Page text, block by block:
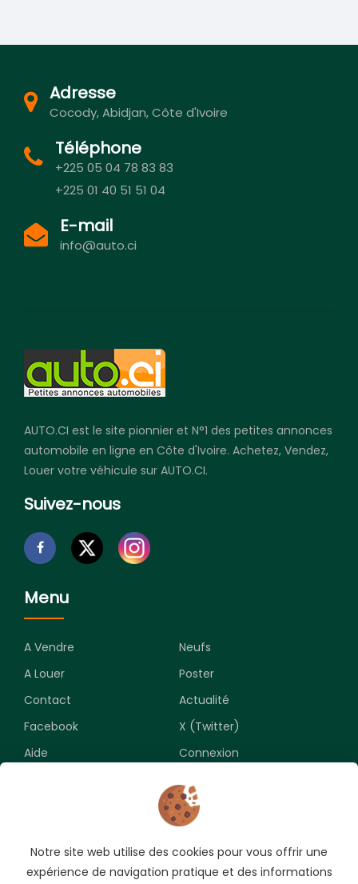
Adresse
Cocody, Abidjan, Côte d'Ivoire
Téléphone
+225 05 04 78 83 83
+225 01 40 51 51 04
E-mail
info@auto.ci
AUTO.CI est le site pionnier et N°1 des petites annonces
automobile en ligne en Côte d'Ivoire. Achetez, Vendez,
Louer votre véhicule sur AUTO.CI.
Suivez-nous
Menu
A Vendre
Neufs
A Louer
Poster
Contact
Actualité
Facebook
X (Twitter)
Aide
Connexion
Souscrivez pour recevoir les meilleures opportunités.
Notre site web utilise des cookies pour vous offrir une
expérience de navigation pratique et des informations